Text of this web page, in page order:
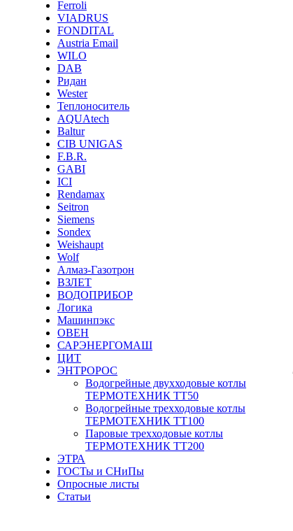
Ferroli
VIADRUS
FONDITAL
Austria Email
WILO
DAB
Ридан
Wester
Теплоноситель
AQUAtech
Baltur
CIB UNIGAS
F.B.R.
GABI
ICI
Rendamax
Seitron
Siemens
Sondex
Weishaupt
Wolf
Алмаз-Газотрон
ВЗЛЕТ
ВОДОПРИБОР
Логика
Машинпэкс
ОВЕН
САРЭНЕРГОМАШ
ЦИТ
ЭНТРОРОС
Водогрейные двухходовые котлы
ТЕРМОТЕХНИК ТТ50
Водогрейные трехходовые котлы
ТЕРМОТЕХНИК ТТ100
Паровые трехходовые котлы
ТЕРМОТЕХНИК ТТ200
ЭТРА
ГОСТы и СНиПы
Опросные листы
Статьи